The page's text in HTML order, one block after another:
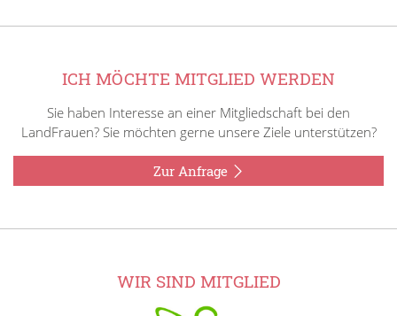
ICH MÖCHTE MITGLIED WERDEN
Sie haben Interesse an einer Mitgliedschaft bei den
LandFrauen? Sie möchten gerne unsere Ziele unterstützen?
Zur Anfrage
WIR SIND MITGLIED